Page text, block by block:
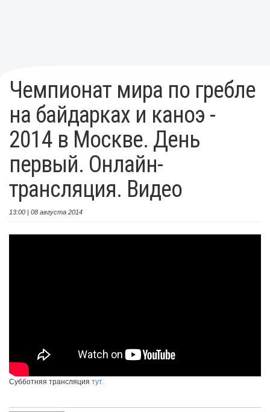
Чемпионат мира по гребле
на байдарках и каноэ -
2014 в Москве. День
первый. Онлайн-
трансляция. Видео
13:00 | 08 августа 2014
Субботняя трансляция тут.